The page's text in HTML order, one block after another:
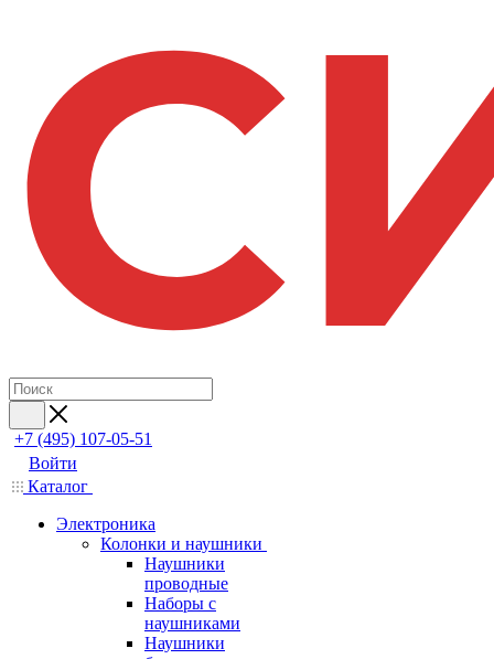
+7 (495) 107-05-51
Войти
Каталог
Электроника
Колонки и наушники
Наушники
проводные
Наборы с
наушниками
Наушники